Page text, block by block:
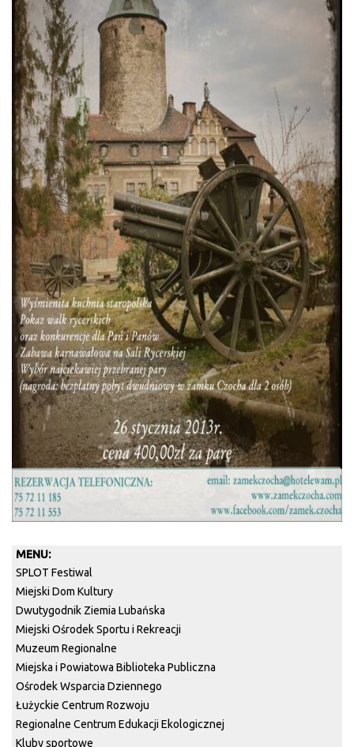
MENU:
SPLOT Festiwal
Miejski Dom Kultury
Dwutygodnik Ziemia Lubańska
Miejski Ośrodek Sportu i Rekreacji
Muzeum Regionalne
Miejska i Powiatowa Biblioteka Publiczna
Ośrodek Wsparcia Dziennego
Łużyckie Centrum Rozwoju
Regionalne Centrum Edukacji Ekologicznej
Kluby sportowe